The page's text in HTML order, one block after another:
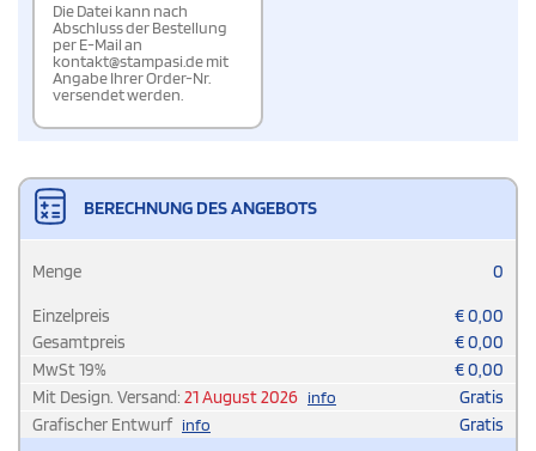
Die Datei kann nach
Abschluss der Bestellung
per E-Mail an
kontakt@stampasi.de mit
Angabe Ihrer Order-Nr.
versendet werden.
BERECHNUNG DES ANGEBOTS
Menge 0
Einzelpreis €0,00
Gesamtpreis
€0,00
MwSt19% €0,00
Mit Design. Versand: 21 August 2026 info
Gratis
Grafischer Entwurf info Gratis